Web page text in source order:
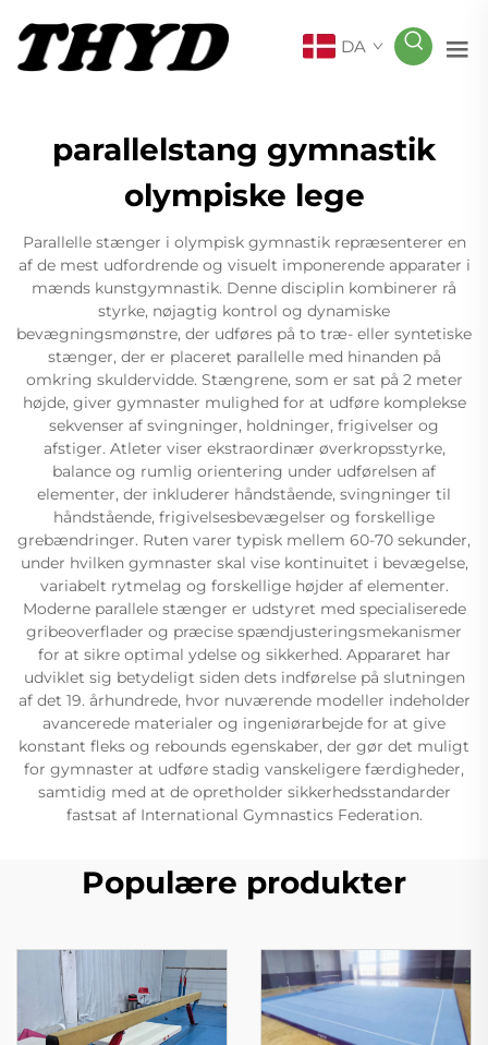
DA
parallelstang gymnastik
olympiske lege
Parallelle stænger i olympisk gymnastik repræsenterer en
af de mest udfordrende og visuelt imponerende apparater i
mænds kunstgymnastik. Denne disciplin kombinerer rå
styrke, nøjagtig kontrol og dynamiske
bevægningsmønstre, der udføres på to træ- eller syntetiske
stænger, der er placeret parallelle med hinanden på
omkring skuldervidde. Stængrene, som er sat på 2 meter
højde, giver gymnaster mulighed for at udføre komplekse
sekvenser af svingninger, holdninger, frigivelser og
afstiger. Atleter viser ekstraordinær øverkropsstyrke,
balance og rumlig orientering under udførelsen af
elementer, der inkluderer håndstående, svingninger til
håndstående, frigivelsesbevægelser og forskellige
grebændringer. Ruten varer typisk mellem 60-70 sekunder,
under hvilken gymnaster skal vise kontinuitet i bevægelse,
variabelt rytmelag og forskellige højder af elementer.
Moderne parallele stænger er udstyret med specialiserede
gribeoverflader og præcise spændjusteringsmekanismer
for at sikre optimal ydelse og sikkerhed. Appararet har
udviklet sig betydeligt siden dets indførelse på slutningen
af det 19. århundrede, hvor nuværende modeller indeholder
avancerede materialer og ingeniørarbejde for at give
konstant fleks og rebounds egenskaber, der gør det muligt
for gymnaster at udføre stadig vanskeligere færdigheder,
samtidig med at de opretholder sikkerhedsstandarder
fastsat af International Gymnastics Federation.
Populære produkter